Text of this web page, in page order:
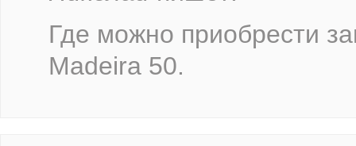
Где можно приобрести
Madeira 50.